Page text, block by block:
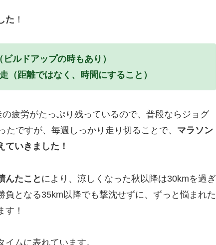
た ！
ルドアップの時もあり）
距離ではなく、時間にすること）
疲労がたっぷり残っているので、普段ならジョグ
ですが、毎週しっかり走り切ることで、 マラソン
いきました！
んたこと により、涼しくなった秋以降は30kmを過ぎ
となる35km以降でも撃沈せずに、ずっと悩まれた
！
ムに表れています。